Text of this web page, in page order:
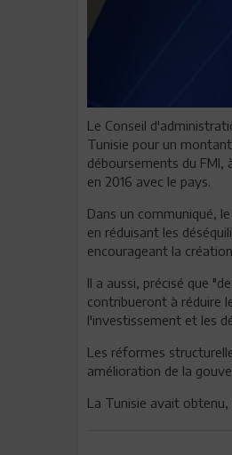
Le Conseil
Tunisie pour un
déboursements du FMI,
en 2016 avec le pays.
Dans un communiqué,
en réduisant les
encourageant la
Il a aussi, précisé que
contribueront à réduire
l'investissement et les
Les réformes
amélioration de la
La Tunisie avait obtenu,